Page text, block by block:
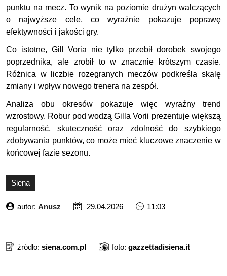
punktu na mecz. To wynik na poziomie drużyn walczących
o najwyższe cele, co wyraźnie pokazuje poprawę
efektywności i jakości gry.
Co istotne, Gill Voria nie tylko przebił dorobek swojego
poprzednika, ale zrobił to w znacznie krótszym czasie.
Różnica w liczbie rozegranych meczów podkreśla skalę
zmiany i wpływ nowego trenera na zespół.
Analiza obu okresów pokazuje więc wyraźny trend
wzrostowy. Robur pod wodzą Gilla Vorii prezentuje większą
regularność, skuteczność oraz zdolność do szybkiego
zdobywania punktów, co może mieć kluczowe znaczenie w
końcowej fazie sezonu.
Siena
autor: Anusz 29.04.2026 11:03
źródło: siena.com.pl foto: gazzettadisiena.it